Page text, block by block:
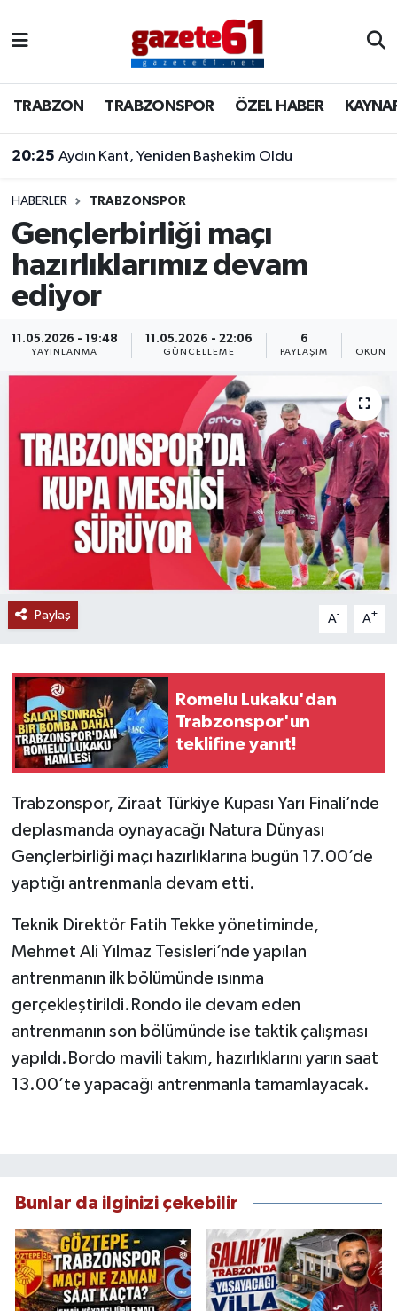
TRABZON TRABZONSPOR ÖZEL HABER
20:25 Aydın Kant, Yeniden Başhekim Oldu
HABERLER TRABZONSPOR
Gençlerbirliği maçı
hazırlıklarımız devam
ediyor
11.05.2026 - 19:48
YAYINLANMA
11.05.2026 - 22:06
GÜNCELLEME
6
PAYLAŞIM
Paylaş A- A+
Romelu Lukaku'dan
Trabzonspor'un
teklifine yanıt!
Trabzonspor, Ziraat Türkiye Kupası Yarı Finali’nde
deplasmanda oynayacağı Natura Dünyası
Gençlerbirliği maçı hazırlıklarına bugün 17.00’de
yaptığı antrenmanla devam etti.
Teknik Direktör Fatih Tekke yönetiminde,
Mehmet Ali Yılmaz Tesisleri’nde yapılan
antrenmanın ilk bölümünde ısınma
gerçekleştirildi.Rondo ile devam eden
antrenmanın son bölümünde ise taktik çalışması
yapıldı.Bordo mavili takım, hazırlıklarını yarın saat
13.00’te yapacağı antrenmanla tamamlayacak.
Bunlar da ilginizi çekebilir
TRABZONSPOR
ÖZEL HABER
KAYNAR KAZAN
SİYASET
GÜNDEM
Trabzon Nöbetçi Eczaneler
Trabzon Hava Durumu
Trabzon Namaz Vakitleri
Trabzon Trafik Yoğunluk Haritası
Süper Lig Puan Durumu ve Fikstür
Tüm Manşetler
Son Dakika Haberleri